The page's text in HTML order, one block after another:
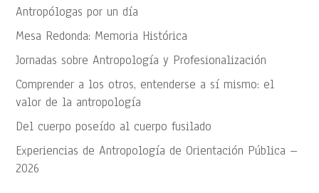
Antropólogas por un día
Mesa Redonda: Memoria Histórica
Jornadas sobre Antropología y Profesionalización
Comprender a los otros, entenderse a sí mismo: el
valor de la antropología
Del cuerpo poseído al cuerpo fusilado
Experiencias de Antropología de Orientación Pública –
2026